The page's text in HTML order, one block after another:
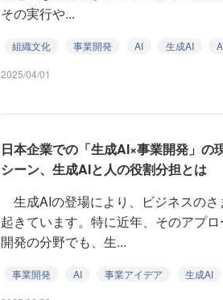
その実行や...
組織文化 事業開発 AI 生成AI
2025/04/01
日本企業での「生成AI×事業開発」
シーン、生成AIと人の役割分担とは
生成AIの登場により、ビジネスの
起きています。特に近年、そのアプ
開発の分野でも、生...
事業開発 AI 事業アイデア 生成AI